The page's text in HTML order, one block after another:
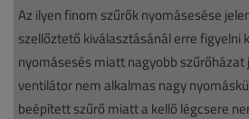
Az ilyen finom szűrők nyomásesése
szellőztető kiválasztásánál erre figyelni
nyomásesés miatt nagyobb szűrőházat
ventilátor nem alkalmas nagy
beépített szűrő miatt a kellő légcsere